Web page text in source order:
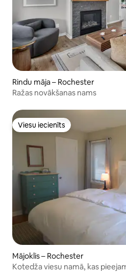
Rindu māja – Rochester
Ražas novākšanas nams
Viesu iecienīts
Viesu iecienīts
Mājoklis – Rochester
Kotedža viesu namā, kas